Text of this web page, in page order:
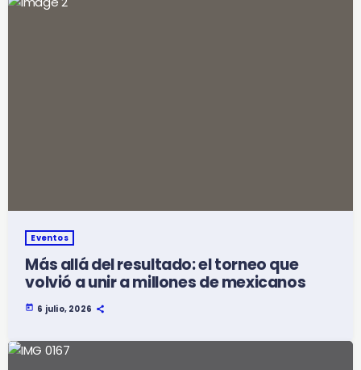
Eventos
Más allá del resultado: el torneo que
volvió a unir a millones de mexicanos
today 6 julio, 2026